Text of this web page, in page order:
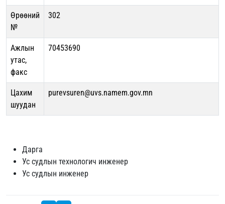
Өрөөний
№
302
Ажлын
утас,
факс
70453690
Цахим
шуудан
purevsuren@uvs.namem.gov.mn
Дарга
Ус судлын технологич инженер
Ус судлын инженер